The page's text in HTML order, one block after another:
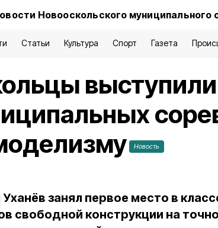
Новооскольского муниципального
Статьи Культура Спорт Газета
Новость
занял первое место в
свободной конструкции на